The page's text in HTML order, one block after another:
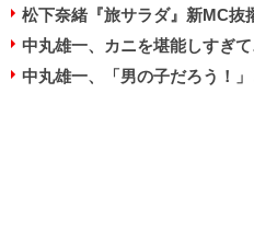
松下奈緒『旅サラダ』新MC抜
中丸雄一、カニを堪能しすぎ
中丸雄一、「男の子だろう！